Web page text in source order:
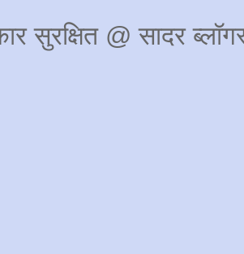
सुरक्षित @ सादर